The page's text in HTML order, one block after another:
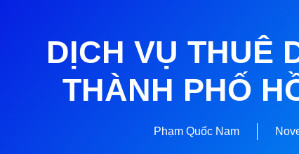
DỊCH VỤ THUÊ
THÀNH PHỐ
Phạm Quốc Nam